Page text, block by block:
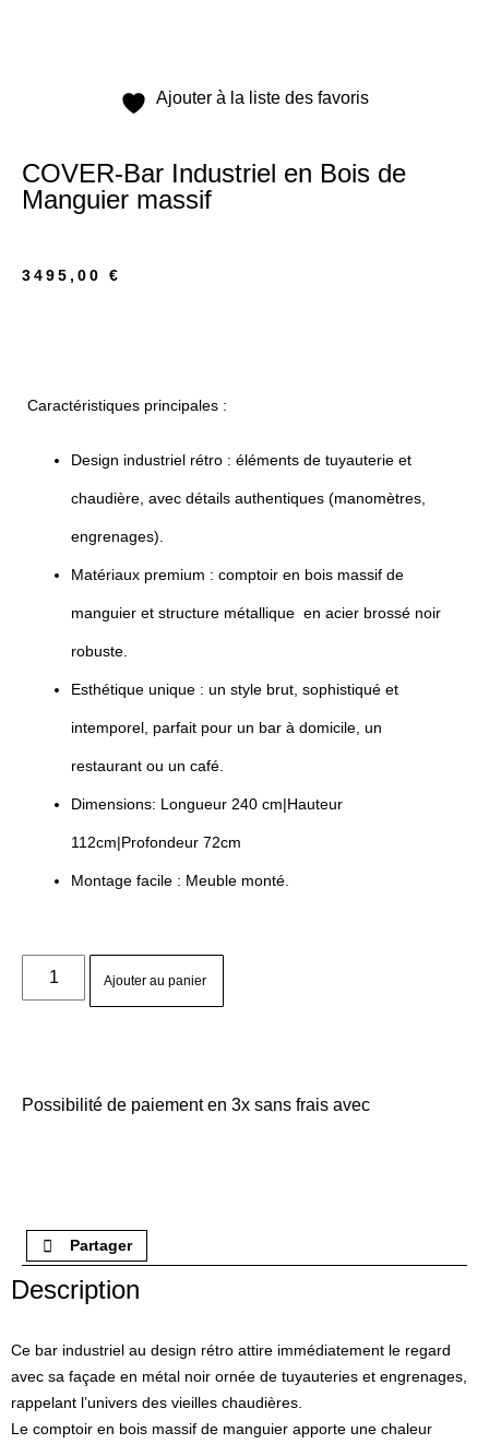
Ajouter à la liste des favoris
COVER-Bar Industriel en Bois de
Manguier massif
3495,00 €
Caractéristiques principales :
Design industriel rétro : éléments de tuyauterie et
chaudière, avec détails authentiques (manomètres,
engrenages).
Matériaux premium : comptoir en bois massif de
manguier et structure métallique en acier brossé noir
robuste.
Esthétique unique : un style brut, sophistiqué et
intemporel, parfait pour un bar à domicile, un
restaurant ou un café.
Dimensions: Longueur 240 cm|Hauteur
112cm|Profondeur 72cm
Montage facile : Meuble monté.
Ajouter au panier
Possibilité de paiement en 3x sans frais avec
Partager
Description
Ce bar industriel au design rétro attire immédiatement le regard
avec sa façade en métal noir ornée de tuyauteries et engrenages,
rappelant l’univers des vieilles chaudières.
Le comptoir en bois massif de manguier apporte une chaleur